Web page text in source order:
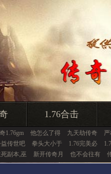
1.76合击
1.76gm 他怎么了得 九天劫传奇
传世吧 拳头大小于 1.76完美必
副本,巫 新开传奇月 也不会往有